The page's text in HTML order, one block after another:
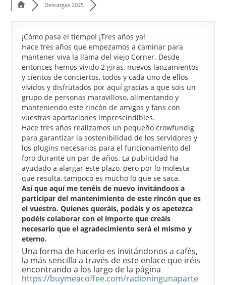
Descargas 2025
¡Cómo pasa el tiempo! ¡Tres años ya!
Hace tres años que empezamos a caminar para
mantener viva la llama del viejo Corner. Desde
entonces hemos vivido 2 giras, nuevos lanzamientos
y cientos de conciertos, todos y cada uno de ellos
vividos y disfrutados por aquí gracias a que sois un
grupo de personas maravilloso, alimentando y
manteniendo este rincón de amigos y fans con
vuestras aportaciones imprescindibles.
Hace tres años realizamos un pequeño crowfundig
para garantizar la sostenibilidad de los servidores y
los plugins necesarios para el funcionamiento del
foro durante un par de años. La publicidad ha
ayudado a alargar este plazo, pero por lo molesta
que resulta, tampoco es mucho lo que se saca.
Así que aquí me tenéis de nuevo invitándoos a
participar del mantenimiento de este rincón que es
el vuestro. Quienes queráis, podáis y os apetezca
podéis colaborar con el importe que creáis
necesario que el agradecimiento será el mismo y
eterno.
Una forma de hacerlo es invitándonos a cafés,
la más sencilla a través de este enlace que iréis
encontrando a los largo de la página
https://buymeacoffee.com/radioningunaparte